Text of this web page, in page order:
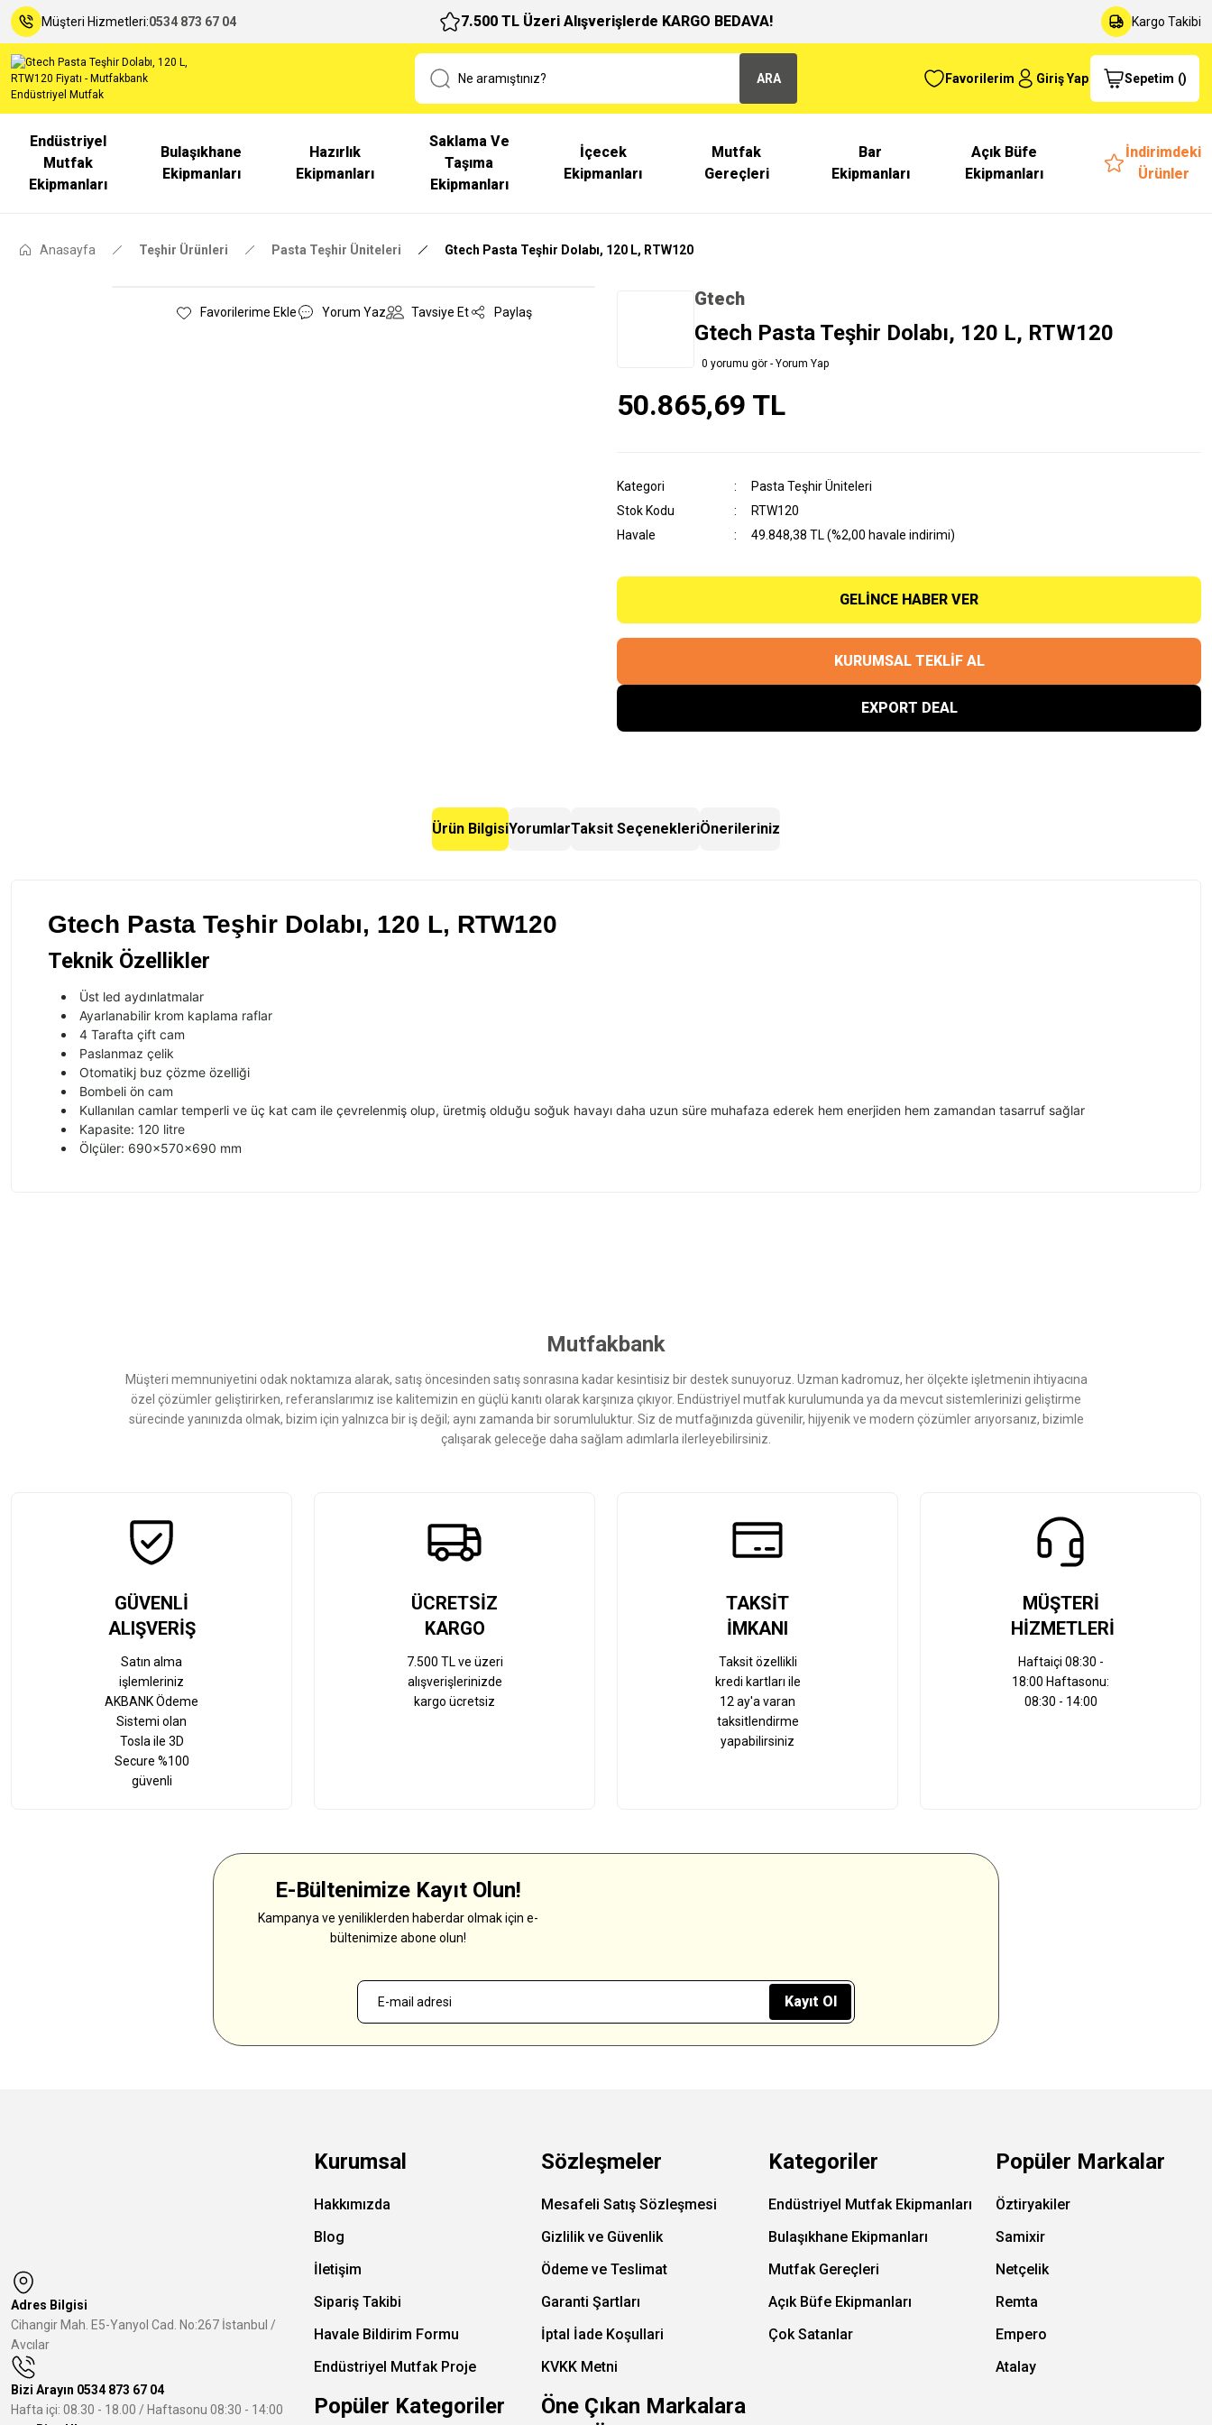
Müşteri Hizmetleri:0534 873 67 04 7.500 TL Üzeri Alışverişlerde KARGO BEDAVA! Kargo Takibi
ARA Favorilerim Giriş Yap Sepetim ()
Endüstriyel
Mutfak
Ekipmanları
Bulaşıkhane
Ekipmanları
Hazırlık
Ekipmanları
Saklama Ve
Taşıma
Ekipmanları
İçecek
Ekipmanları
Mutfak
Gereçleri
Bar
Ekipmanları
Açık Büfe
Ekipmanları
İndirimdeki
Ürünler
Anasayfa Teşhir Ürünleri Pasta Teşhir Üniteleri Gtech Pasta Teşhir Dolabı, 120 L, RTW120
Yorum Yaz Tavsiye Et Paylaş
Gtech
Gtech Pasta Teşhir Dolabı, 120 L, RTW120
0 yorumu gör - Yorum Yap
50.865,69 TL
Kategori
Pasta Teşhir Üniteleri
Stok Kodu
RTW120
Havale
49.848,38 TL (%2,00 havale indirimi)
GELINCE HABER VER
KURUMSAL TEKLİF AL
EXPORT DEAL
Ürün BilgisiYorumlarTaksit SeçenekleriÖnerileriniz
Gtech Pasta Teşhir Dolabı, 120 L, RTW120
Teknik Özellikler
Üst led aydınlatmalar
Ayarlanabilir krom kaplama raflar
4 Tarafta çift cam
Paslanmaz çelik
Otomatikj buz çözme özelliği
Bombeli ön cam
Kullanılan camlar temperli ve üç kat cam ile çevrelenmiş olup, üretmiş olduğu soğuk havayı daha uzun süre muhafaza ederek hem enerjiden hem zamandan tasarruf sağlar
Kapasite: 120 litre
Ölçüler: 690x570x690 mm
Bu ürüne benzer farklı alternatifler olmalı.
Mutfakbank
Müşteri memnuniyetini odak noktamıza alarak, satış öncesinden satış sonrasına kadar kesintisiz bir destek sunuyoruz. Uzman kadromuz, her ölçekte işletmenin ihtiyacına
özel çözümler geliştirirken, referanslarımız ise kalitemizin en güçlü kanıtı olarak karşınıza çıkıyor. Endüstriyel mutfak kurulumunda ya da mevcut sistemlerinizi geliştirme
sürecinde yanınızda olmak, bizim için yalnızca bir iş değil; aynı zamanda bir sorumluluktur. Siz de mutfağınızda güvenilir, hijyenik ve modern çözümler arıyorsanız, bizimle
çalışarak geleceğe daha sağlam adımlarla ilerleyebilirsiniz.
GÜVENLİ
ALIŞVERİŞ
Satın alma
işlemleriniz
AKBANK Ödeme
Sistemi olan
Tosla ile 3D
Secure %100
güvenli
ÜCRETSİZ
KARGO
7.500 TL ve üzeri
alışverişlerinizde
kargo ücretsiz
TAKSİT
İMKANI
Taksit özellikli
kredi kartları ile
12 ay'a varan
taksitlendirme
yapabilirsiniz
MÜŞTERİ
HİZMETLERİ
Haftaiçi 08:30 -
18:00 Haftasonu:
08:30 - 14:00
E-Bültenimize Kayıt Olun!
Kampanya ve yeniliklerden haberdar olmak için e-
bültenimize abone olun!
Kayıt Ol
Adres Bilgisi
Cihangir Mah. E5-Yanyol Cad. No:267 İstanbul /
Avcılar
Bizi Arayın 0534 873 67 04
Hafta içi: 08.30 - 18.00 / Haftasonu 08:30 - 14:00
Kurumsal
Hakkımızda
Blog
İletişim
Sipariş Takibi
Havale Bildirim Formu
Endüstriyel Mutfak Proje
Sözleşmeler
Mesafeli Satış Sözleşmesi
Gizlilik ve Güvenlik
Ödeme ve Teslimat
Garanti Şartları
İptal İade Koşullari
KVKK Metni
Kategoriler
Endüstriyel Mutfak Ekipmanları
Bulaşıkhane Ekipmanları
Mutfak Gereçleri
Açık Büfe Ekipmanları
Çok Satanlar
Popüler Markalar
Öztiryakiler
Samixir
Netçelik
Remta
Empero
Atalay
Popüler Kategoriler
Öne Çıkan Markalara